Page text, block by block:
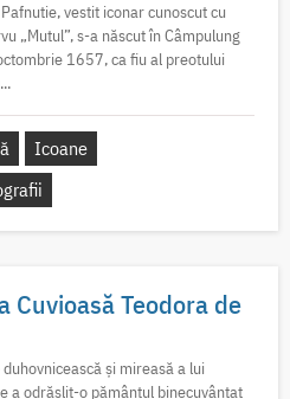
vestit iconar cunoscut cu
„Mutul”, s-a născut în Câmpulung
1657, ca fiu al preotului
Icoane
Cuvioasă Teodora de
și mireasă a lui
a odrăslit-o pământul binecuvântat